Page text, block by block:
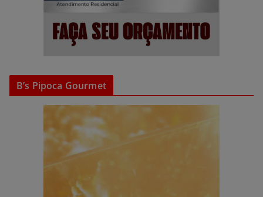
B’s Pipoca Gourmet